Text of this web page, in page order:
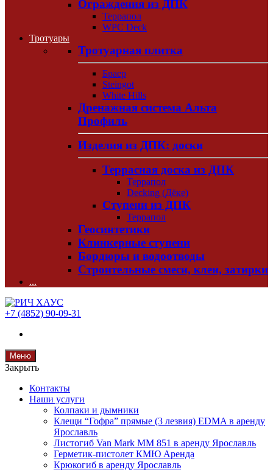
Ограждения из ДПК
Террапол
WPC Deck
Тротуары
Тротуарная плитка
Браер
Steingot
White Hills
Дренажная система Альта
Профиль
Изделия из ДПК: доски
Террасная доска из ДПК
Террапол
Decking (Дёке)
Ступени из ДПК
Террапол
Геосинтетики
Клинкерные ступени
Бордюры и водоотводы
Строительные смеси, клеи, затирки
...
+7 (4852) 90-09-31
Меню
Закрыть
Контакты
Наши услуги
Колпаки и дымники
Клещи “Гофра” прямые (3 лезвия) EDMA в аренду
Ярославль
Листогиб Van Mark MM 851 в аренду Ярославль
Герметик-пистолет КМЮ Аренда
Крюкогиб в аренду Ярославль